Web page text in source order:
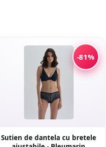
-81%
Sutien de dantela cu bretele